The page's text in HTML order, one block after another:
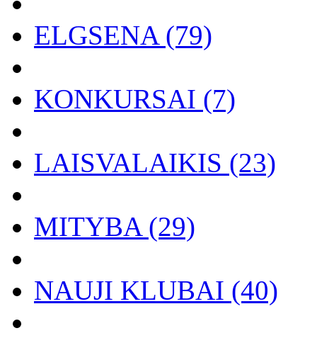
ELGSENA (79)
KONKURSAI (7)
LAISVALAIKIS (23)
MITYBA (29)
NAUJI KLUBAI (40)